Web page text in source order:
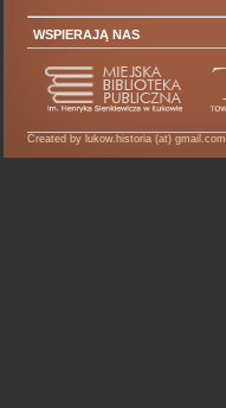
WSPIERAJĄ NAS
Created by lukow.historia (at) gmail.com